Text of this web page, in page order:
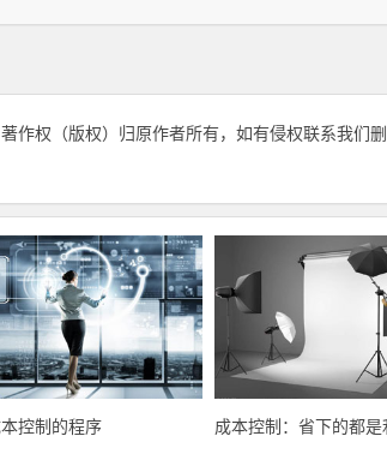
作权（版权）归原作者所有，如有侵权联系我们删
控制的程序 成本控制：省下的都是